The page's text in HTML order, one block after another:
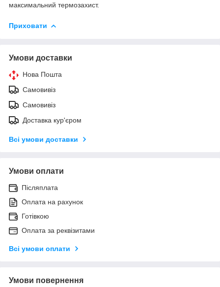
максимальний термозахист.
Приховати
Умови доставки
Нова Пошта
Самовивіз
Самовивіз
Доставка кур'єром
Всі умови доставки
Умови оплати
Післяплата
Оплата на рахунок
Готівкою
Оплата за реквізитами
Всі умови оплати
Умови повернення